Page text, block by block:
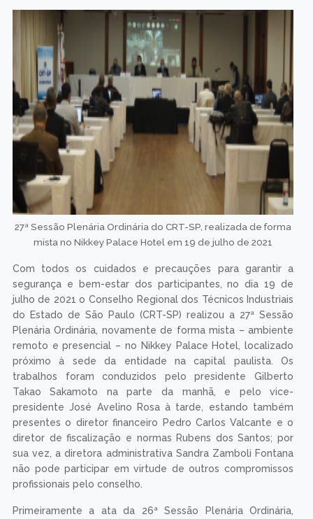
27ª Sessão Plenária Ordinária do CRT-SP, realizada de forma
mista no Nikkey Palace Hotel em 19 de julho de 2021
Com todos os cuidados e precauções para garantir a
segurança e bem-estar dos participantes, no dia 19 de
julho de 2021 o Conselho Regional dos Técnicos Industriais
do Estado de São Paulo (CRT-SP) realizou a 27ª Sessão
Plenária Ordinária, novamente de forma mista – ambiente
remoto e presencial – no Nikkey Palace Hotel, localizado
próximo à sede da entidade na capital paulista. Os
trabalhos foram conduzidos pelo presidente Gilberto
Takao Sakamoto na parte da manhã, e pelo vice-
presidente José Avelino Rosa à tarde, estando também
presentes o diretor financeiro Pedro Carlos Valcante e o
diretor de fiscalização e normas Rubens dos Santos; por
sua vez, a diretora administrativa Sandra Zamboli Fontana
não pode participar em virtude de outros compromissos
profissionais pelo conselho.
Primeiramente a ata da 26ª Sessão Plenária Ordinária,